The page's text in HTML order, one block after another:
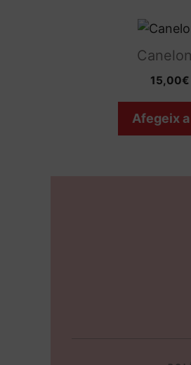
15,00€
Afegeix